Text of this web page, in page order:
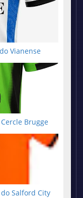
Vianense
Brugge
Salford City